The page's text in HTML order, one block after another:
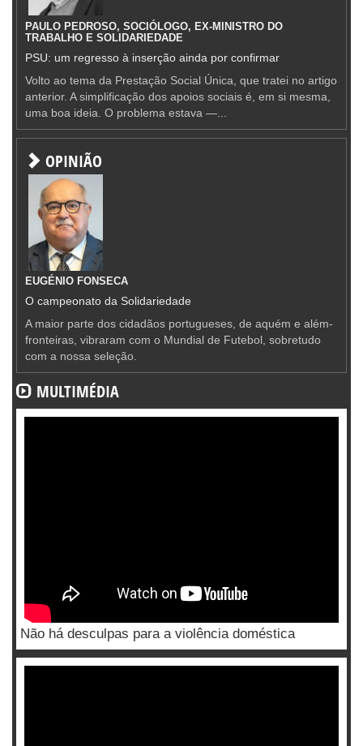
PAULO PEDROSO, SOCIÓLOGO, EX-MINISTRO DO
TRABALHO E SOLIDARIEDADE
PSU: um regresso à inserção ainda por confirmar
Volto ao tema da Prestação Social Única, que tratei no artigo
anterior. A simplificação dos apoios sociais é, em si mesma,
uma boa ideia. O problema estava —...
OPINIÃO
EUGÉNIO FONSECA
O campeonato da Solidariedade
A maior parte dos cidadãos portugueses, de aquém e além-
fronteiras, vibraram com o Mundial de Futebol, sobretudo
com a nossa seleção.
MULTIMÉDIA
Não há desculpas para a violência doméstica